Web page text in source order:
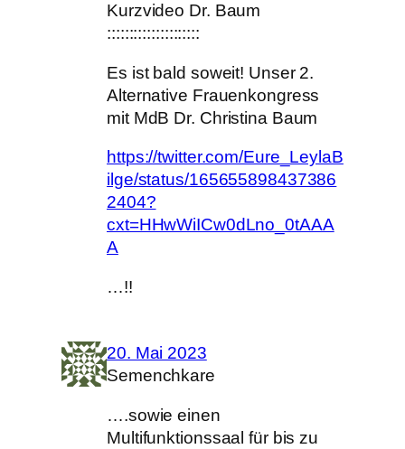
Kurzvideo Dr. Baum
:::::::::::::::::::::
Es ist bald soweit! Unser 2.
Alternative Frauenkongress
mit MdB Dr. Christina Baum
https://twitter.com/Eure_LeylaB
ilge/status/165655898437386
2404?
cxt=HHwWiICw0dLno_0tAAA
A
…!!
20. Mai 2023
Semenchkare
….sowie einen
Multifunktionssaal für bis zu